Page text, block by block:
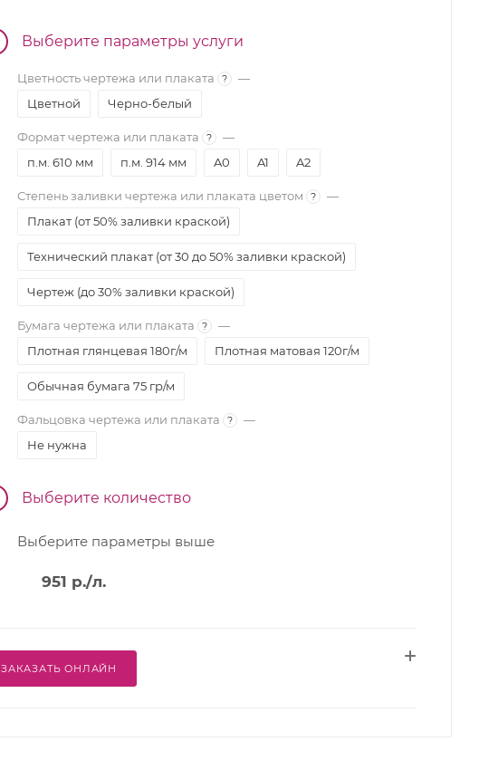
Выберите параметры услуги
Цветность чертежа или плаката ?
—
Цветной
Черно-белый
Формат чертежа или плаката ?
—
п.м. 610 мм
п.м. 914 мм A0 A1 A2
Степень заливки чертежа или плаката цветом ?
—
Плакат (от 50% заливки краской)
Технический плакат (от 30 до 50% заливки краской)
Чертеж (до 30% заливки краской)
Бумага чертежа или плаката ?
—
Плотная глянцевая 180г/м
Плотная матовая 120г/м
Обычная бумага 75 гр/м
Фальцовка чертежа или плаката ?
—
Не нужна
Выберите количество
Выберите параметры выше
951 р./л.
ЗАКАЗАТЬ ОНЛАЙН